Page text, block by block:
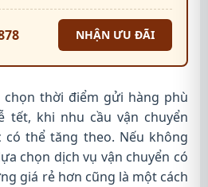
NHẬN ƯU ĐÃI
thời điểm gửi hàng phù
tết, khi nhu cầu vận chuyển
có thể tăng theo. Nếu không
chọn dịch vụ vận chuyển có
giá rẻ hơn cũng là một cách